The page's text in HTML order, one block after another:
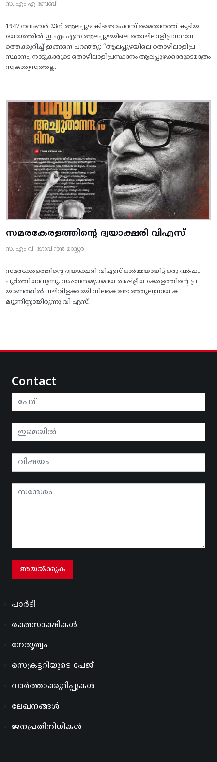
സ. എം എ ബേബി
1947 നവംബർ 23ന് ആലപ്പുഴ കിടങ്ങാംപറമ്പ്‌ മൈതാനത്ത്‌ കൂടിയ
യോഗത്തിൽ ഇ എം എസ് ആലപ്പുഴയിലെ തൊഴിലാളിപ്രസ്ഥാന
ത്തെക്കുറിച്ച് ഇങ്ങനെ പറഞ്ഞു: “ആലപ്പുഴയിലെ തൊഴിലാളിപ്ര
സ്ഥാനം, നാട്ടുകാരുടെ തൊഴിലാളിപ്രസ്ഥാനം ആലപ്പുഴക്കാരുടെമാത്രം
സ്വകാര്യസ്വത്തല്ല.
സമരകേരളത്തിൻ്റെ ദ്വയാക്ഷരി വിഎസ്
സ. എം വി ഗോവിന്ദൻ മാസ്റ്റർ
സമരകേരളത്തിൻ്റെ ദ്വയാക്ഷരി വിഎസ് ഓർമ്മയായിട്ട് ഒരു വർഷം
പൂർത്തിയാവുന്നു. സംഭവസമൃദ്ധമായ രാഷ്ട്രീയ കേരളത്തിന്റെ പ്ര
യാണത്തിൽ വഴിവിളക്കായി നിലകൊണ്ട അതുല്യനായ ക
മ്യൂണിസ്റ്റായിരുന്നു വി എസ്.
Contact
പാർടി
രക്തസാക്ഷികൾ
നേതൃത്വം
സെക്രട്ടറിയുടെ പേജ്
വാർത്താക്കുറിപ്പുകൾ
ലേഖനങ്ങൾ
ജനപ്രതിനിധികൾ